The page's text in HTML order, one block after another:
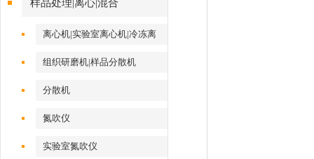
样品处理|离心|混合
离心机|实验室离心机|冷冻离
心机
组织研磨机|样品分散机
分散机
氮吹仪
实验室氮吹仪